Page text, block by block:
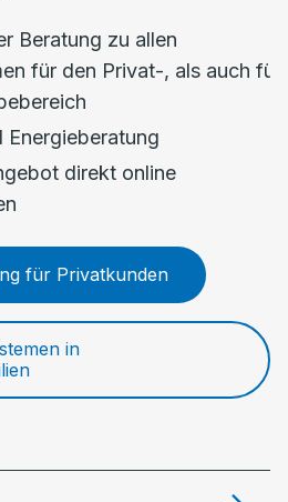
Beratung zu allen
für den Privat-, als auch für
Energieberatung
direkt online
für Privatkunden
in